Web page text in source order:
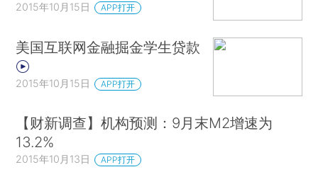
2015年10月15日 APP打开
美国互联网金融掘金学生贷款
2015年10月15日 APP打开
【财新调查】机构预测：9月末M2增速为
13.2%
2015年10月13日 APP打开